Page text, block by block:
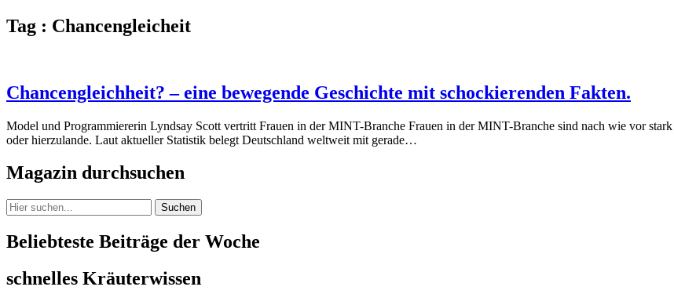
Tag : Chancengleicheit
Chancengleichheit? – eine bewegende Geschichte mit schockierenden Fakten.
Model und Programmiererin Lyndsay Scott vertritt Frauen in der MINT-Branche Frauen in der MINT-Branche sind nach wie vor
oder hierzulande. Laut aktueller Statistik belegt Deutschland weltweit mit gerade…
Magazin durchsuchen
Suchen
Beliebteste Beiträge der Woche
schnelles Kräuterwissen